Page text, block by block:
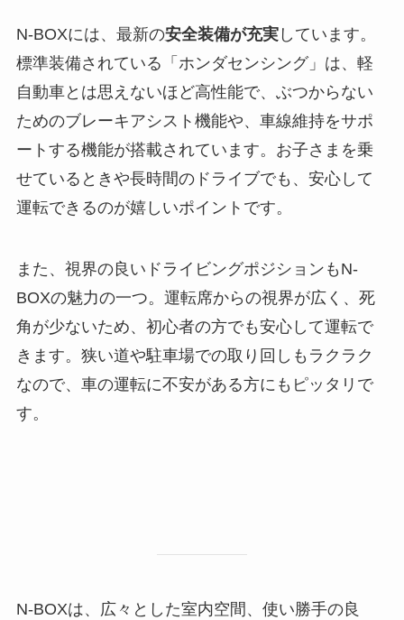
N-BOXには、最新の安全装備が充実しています。
標準装備されている「ホンダセンシング」は、軽
自動車とは思えないほど高性能で、ぶつからない
ためのブレーキアシスト機能や、車線維持をサポ
ートする機能が搭載されています。お子さまを乗
せているときや長時間のドライブでも、安心して
運転できるのが嬉しいポイントです。
また、視界の良いドライビングポジションもN-
BOXの魅力の一つ。運転席からの視界が広く、死
角が少ないため、初心者の方でも安心して運転で
きます。狭い道や駐車場での取り回しもラクラク
なので、車の運転に不安がある方にもピッタリで
す。
N-BOXは、広々とした室内空間、使い勝手の良